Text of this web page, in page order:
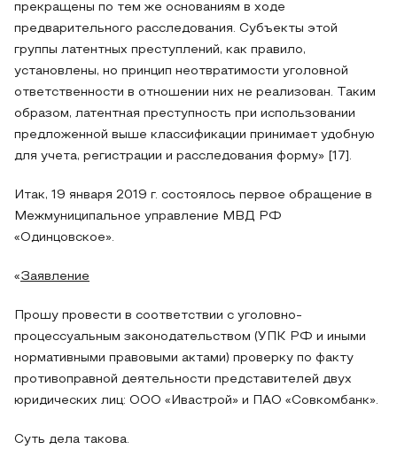
прекращены по тем же основаниям в ходе
предварительного расследования. Субъекты этой
группы латентных преступлений, как правило,
установлены, но принцип неотвратимости уголовной
ответственности в отношении них не реализован. Таким
образом, латентная преступность при использовании
предложенной выше классификации принимает удобную
для учета, регистрации и расследования форму» [17].
Итак, 19 января 2019 г. состоялось первое обращение в
Межмуниципальное управление МВД РФ
«Одинцовское».
«Заявление
Прошу провести в соответствии с уголовно-
процессуальным законодательством (УПК РФ и иными
нормативными правовыми актами) проверку по факту
противоправной деятельности представителей двух
юридических лиц: ООО «Ивастрой» и ПАО «Совкомбанк».
Суть дела такова.